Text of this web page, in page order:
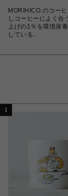
MORIHICO.のコー
しコーヒーによく合
上げの1％を環境保
している。
1